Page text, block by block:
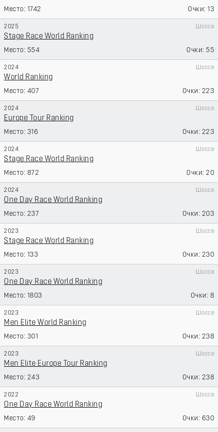
1742 13
2025 Шоссе
Stage Race World Ranking
554 55
2024 Шоссе
World Ranking
407 223
2024 Шоссе
Europe Tour Ranking
316 223
2024 Шоссе
Stage Race World Ranking
872 20
2024 Шоссе
One Day Race World Ranking
237 203
2023 Шоссе
Stage Race World Ranking
133 230
2023 Шоссе
One Day Race World Ranking
1803 8
2023 Шоссе
Men Elite World Ranking
301 238
2023 Шоссе
Men Elite Europe Tour Ranking
243 238
2022 Шоссе
One Day Race World Ranking
49 630